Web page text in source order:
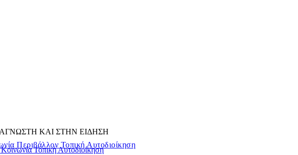
ΚΑΙ ΣΤΗΝ ΕΙΔΗΣΗ
ΚοινωνίαΤοπική Αυτοδιοίκηση
Περιβάλλον Τοπική Αυτοδιοίκηση